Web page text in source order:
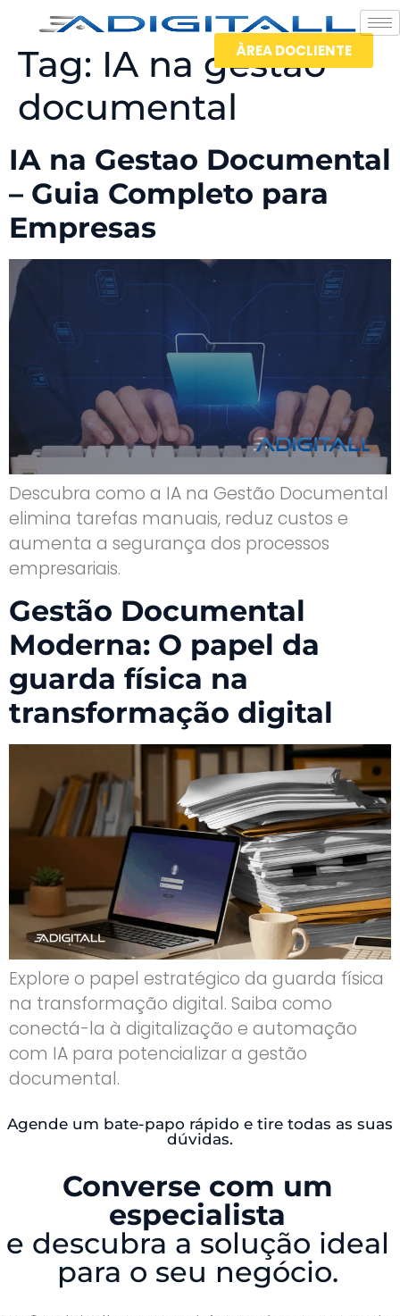
ÀREA DOCLIENTE
Tag: IA na gestão
documental
IA na Gestao Documental
– Guia Completo para
Empresas
Descubra como a IA na Gestão Documental
elimina tarefas manuais, reduz custos e
aumenta a segurança dos processos
empresariais.
Gestão Documental
Moderna: O papel da
guarda física na
transformação digital
Explore o papel estratégico da guarda física
na transformação digital. Saiba como
conectá-la à digitalização e automação
com IA para potencializar a gestão
documental.
Agende um bate-papo rápido e tire todas as suas
dúvidas.
Converse com um
especialista
e descubra a solução ideal
para o seu negócio.